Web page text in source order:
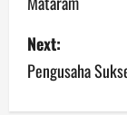
s
t
n
Next:
Pengusaha